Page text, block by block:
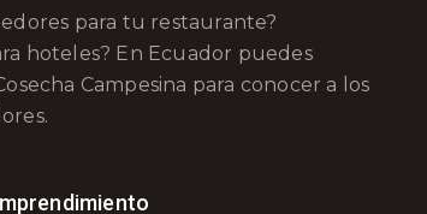
para tu restaurante?
hoteles? En Ecuador puedes
Campesina para conocer a los